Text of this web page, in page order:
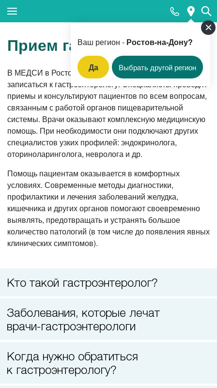
Ваш регион - Ростов-на-Дону?
Да Выбрать другой регион
Популярные запросы
Клинико-лабораторная диагностика (анализы)
Вакцинация
Прием педиатра
Прием гинеколога
Прием терапевта
Вызов врача-терапевта на дом
Прием оториноларинголога
Прием кардиолога
Прием гастроэнтеролога
В МЕДСИ в Ростове-на-Донувы всегда можете
записаться к гастроэнтерологу. Специалисты проводят
приемы и консультируют пациентов по всем вопросам,
связанным с работой органов пищеварительной
системы. Врачи оказывают комплексную медицинскую
помощь. При необходимости они подключают других
специалистов узких профилей: эндокринолога,
оториноларинголога, невролога и др.
Помощь пациентам оказывается в комфортных
условиях. Современные методы диагностики,
профилактики и лечения заболеваний желудка,
кишечника и других органов помогают своевременно
выявлять, предотвращать и устранять большое
количество патологий (в том числе до появления явных
клинических симптомов).
Кто такой гастроэнтеролог?
Заболевания, которые лечат
врачи-гастроэнтерологи
Когда нужно обратиться
к гастроэнтерологу?